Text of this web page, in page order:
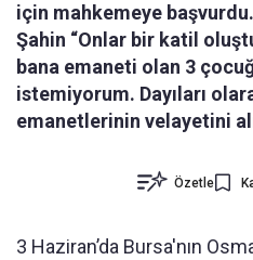
için mahkemeye başvurdu.
Şahin “Onlar bir katil
bana emaneti olan 3
istemiyorum. Dayıları
emanetlerinin velayetini
Özetle
3 Haziran’da Bursa'nın